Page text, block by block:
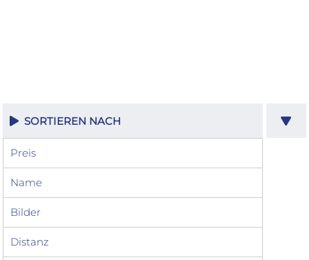
SORTIEREN NACH
Preis
Name
Bilder
Distanz